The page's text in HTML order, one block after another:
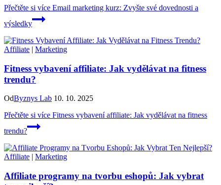
Přečtěte si více Email marketing kurz: Zvyšte své dovednosti a
výsledky
Affiliate | Marketing
Fitness vybavení affiliate: Jak vydělávat na fitness
trendu?
OdByznys Lab 10. 10. 2025
Přečtěte si více Fitness vybavení affiliate: Jak vydělávat na fitness
trendu?
Affiliate | Marketing
Affiliate programy na tvorbu eshopů: Jak vybrat